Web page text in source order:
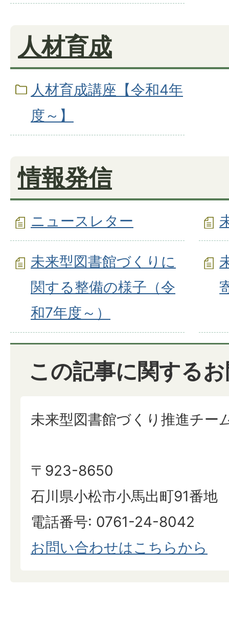
人材育成
人材育成講座【令和4年
度～】
情報発信
ニュースレター
未来型図書館づくりに
関する整備の様子（令
和7年度～）
この記事に関する
未来型図書館づくり推進チー
〒923-8650
石川県小松市小馬出町91番地
電話番号: 0761-24-8042
​​​​​​​お問い合わせはこちらから